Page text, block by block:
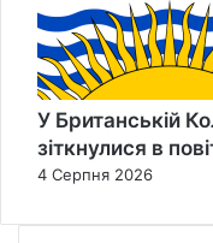
У Британській
зіткнулися в
4 Серпня 2026